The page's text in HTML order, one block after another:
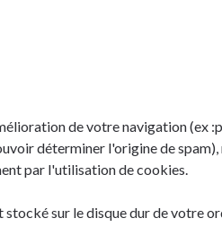
de votre navigation
déterminer l'origine de spam),
par l'utilisation de cookies.
sur le disque dur de votre